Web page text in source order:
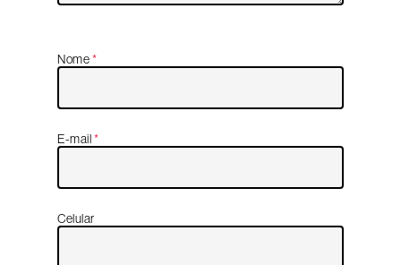
Nome*
E-mail*
Celular